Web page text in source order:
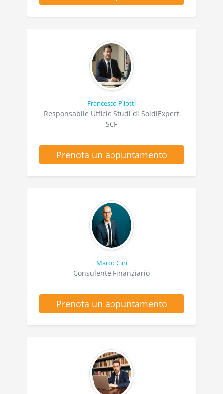
Francesco Pilotti
Responsabile Ufficio Studi di SoldiExpert
SCF
Prenota un appuntamento
Marco Cini
Consulente Finanziario
Prenota un appuntamento